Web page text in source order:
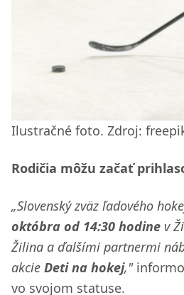
Ilustračné foto. Zdroj:
Rodičia môžu začať
„Slovenský zväz ľadového
októbra od 14:30 hodine v
Žilina a ďalšími partnermi
akcie Deti na hokej,"
vo svojom statuse.